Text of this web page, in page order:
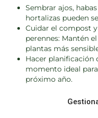
Sembrar ajos,
hortalizas pueden
Cuidar el compost
perennes: Mantén
plantas más
Hacer planificación
momento ideal
próximo año.
Consejo del vivero
reparar tutores y